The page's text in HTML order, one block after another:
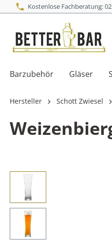
Kostenlose Fachberatung:
Barzubehör Gläser
Hersteller Schott Zwiesel